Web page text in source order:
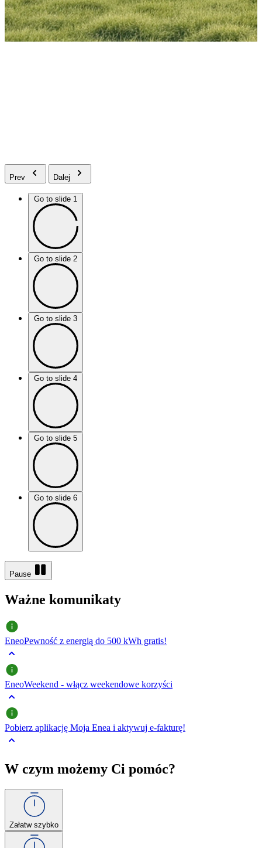
Prev Dalej
Go to slide 1
Go to slide 2
Go to slide 3
Go to slide 4
Go to slide 5
Go to slide 6
Pause
Ważne komunikaty
Kafelki
EneoPewność z energią do 500 kWh gratis!
EneoWeekend - włącz weekendowe korzyści
Pobierz aplikację Moja Enea i aktywuj e-fakturę!
W czym możemy Ci pomóc?
Załatw szybko